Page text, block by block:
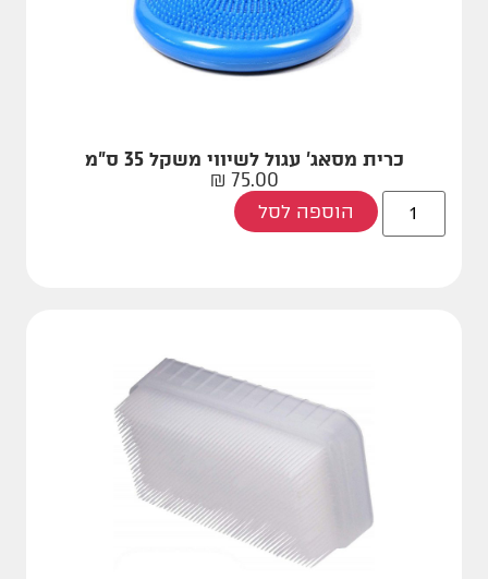
כרית מסאג' עגול לשיווי משקל 35 ס"מ
75.00
₪
הוספה לסל